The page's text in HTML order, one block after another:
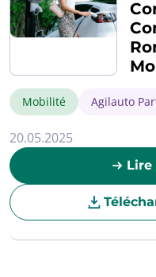
Mobilité Agilauto
20.05.2025
Lire